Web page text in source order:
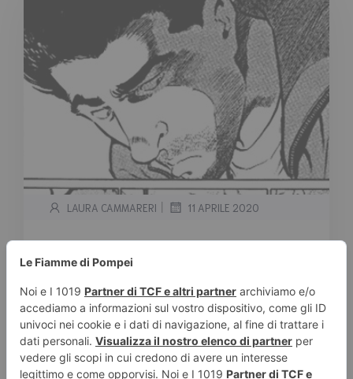
LAURA CAMMARERI | 11 APRILE 2020
Il consiglio manga del giorno:
Old Boy. Leggi su Le fiamme di
Pompei Next Gen
Tempo stimato di lettura:< 1 minuto
Affrontiamo la quarantena con la lettura, che
fa bene al corpo e alla mente! Ecco il consiglio